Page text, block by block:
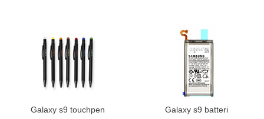
Galaxy s9 touchpen Galaxy s9 batteri